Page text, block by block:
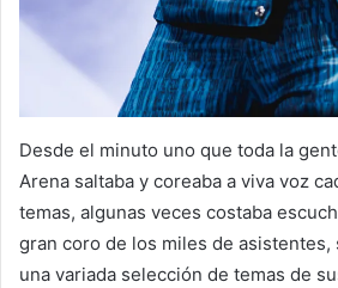
Desde el minuto uno que toda la
Arena saltaba y coreaba a viva voz
temas, algunas veces costaba
gran coro de los miles de
una variada selección de temas de